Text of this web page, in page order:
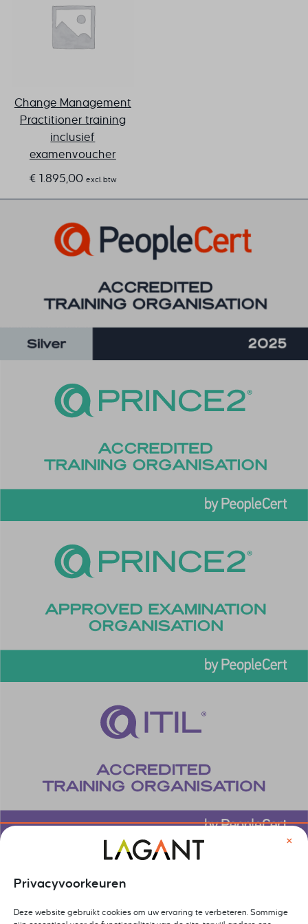
Change Management
Practitioner training
inclusief
examenvoucher
€ 1.895,00 excl. btw
Privacyvoorkeuren
×
Deze website gebruikt cookies om uw ervaring te verbeteren. Sommige